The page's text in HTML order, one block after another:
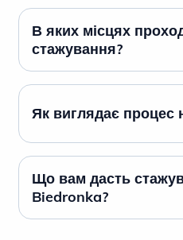
В яких місцях
стажування?
Як виглядає процес
Що вам дасть
Biedronka?